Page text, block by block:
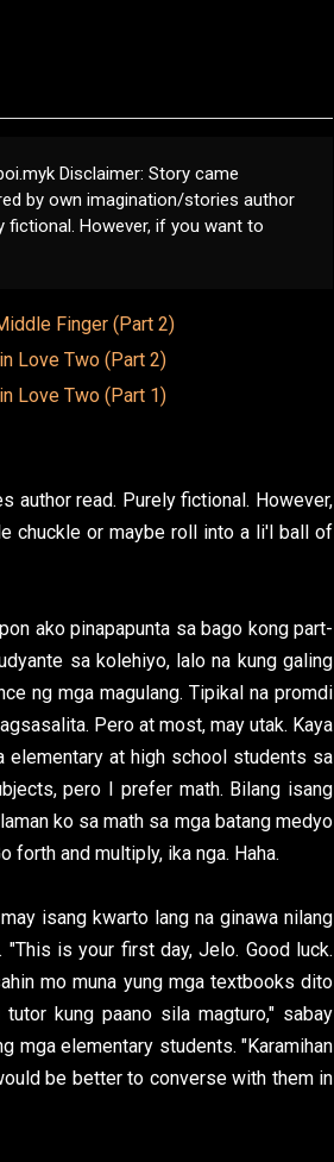
Disclaimer: Story came
by own imagination/stories author
fictional. However, if you want to
Finger (Part 2)
Love Two (Part 2)
Love Two (Part 1)
author read. Purely fictional. However,
chuckle or maybe roll into a li'l ball of
ako pinapapunta sa bago kong part-
sa kolehiyo, lalo na kung galing
ng mga magulang. Tipikal na promdi
Pero at most, may utak. Kaya
elementary at high school students sa
pero I prefer math. Bilang isang
ko sa math sa mga batang medyo
forth and multiply, ika nga. Haha.
isang kwarto lang na ginawa nilang
is your first day, Jelo. Good luck.
mo muna yung mga textbooks dito
kung paano sila magturo," sabay
mga elementary students. "Karamihan
be better to converse with them in